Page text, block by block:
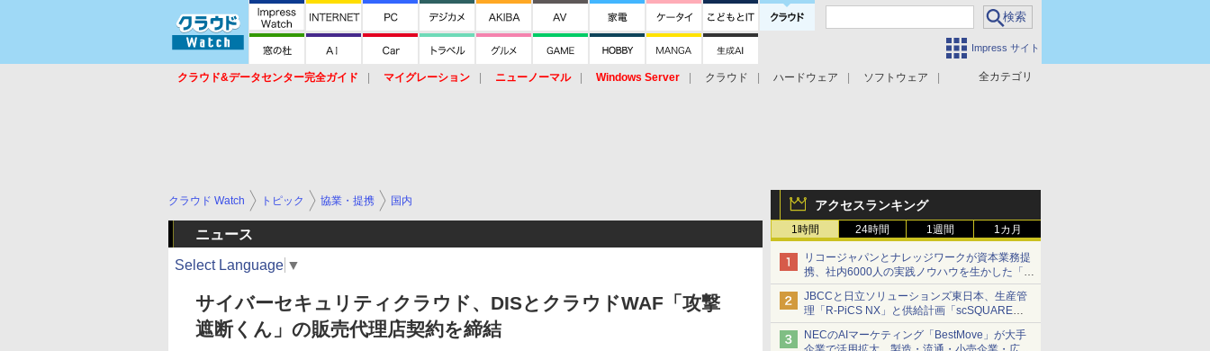
Impress サイト
全カテゴリ
クラウド&データセンター完全ガイド マイグレーション ニューノーマル Windows Server クラウド ハードウェア
ソフトウェア
アクセスランキング
1時間 24時間 1週間 1カ月
リコージャパンとナレッジワークが資本業務提
携、社内6000人の実践ノウハウを生かした「AI
商談記録 for RICOH」を展開へ
JBCCと日立ソリューションズ東日本、生産管
理「R-PiCS NX」と供給計画「scSQUARE
ISP」の連携サービスを提供開始
NECのAIマーケティング「BestMove」が大手
クラウド Watch トピック 協業・提携 国内
ニュース
Select Language ▼
サイバーセキュリティクラウド、DISとクラウドWAF「攻撃
遮断くん」の販売代理店契約を締結